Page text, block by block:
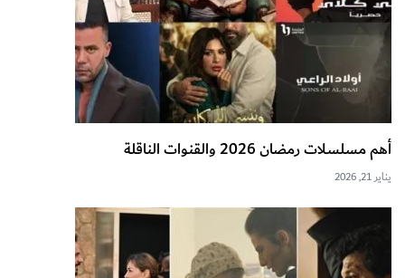
أهم مسلسلات رمضان 2026 والقنوات الناقلة
يناير 21, 2026